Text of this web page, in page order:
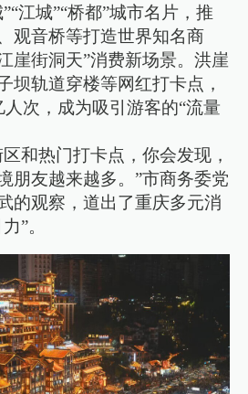
江城”“桥都”城市名片，推
观音桥等打造世界知名商
崖街洞天”消费新场景。洪崖
坝轨道穿楼等网红打卡点，
次，成为吸引游客的“流量
和热门打卡点，你会发现，
朋友越来越多。”市商务委党
的观察，道出了重庆多元消
”。